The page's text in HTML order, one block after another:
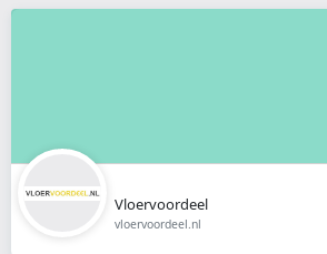
Vloervoordeel
vloervoordeel.nl